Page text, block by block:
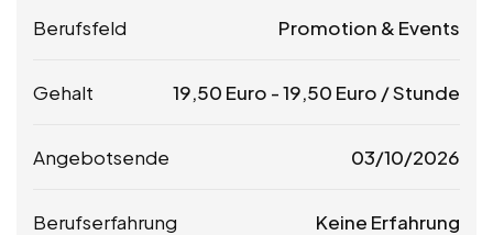
Berufsfeld Promotion & Events
Gehalt 19,50 Euro -19,50 Euro / Stunde
Angebotsende 03/10/2026
Berufserfahrung Keine Erfahrung